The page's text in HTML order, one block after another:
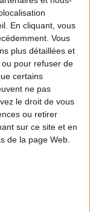
En cliquant, vous
Vous
plus détaillées et
pour refuser de
certains
ne pas
le droit de vous
ou retirer
sur ce site et en
de la page Web.
féculents ?
2026